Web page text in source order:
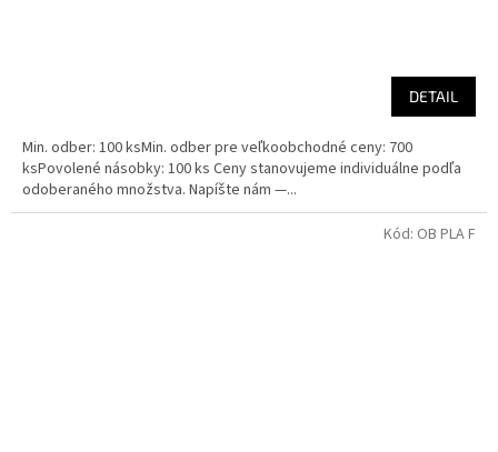
DETAIL
Min. odber: 100 ksMin. odber pre veľkoobchodné ceny: 700
ksPovolené násobky: 100 ks Ceny stanovujeme individuálne podľa
odoberaného množstva. Napíšte nám —...
Kód: OB PLA F